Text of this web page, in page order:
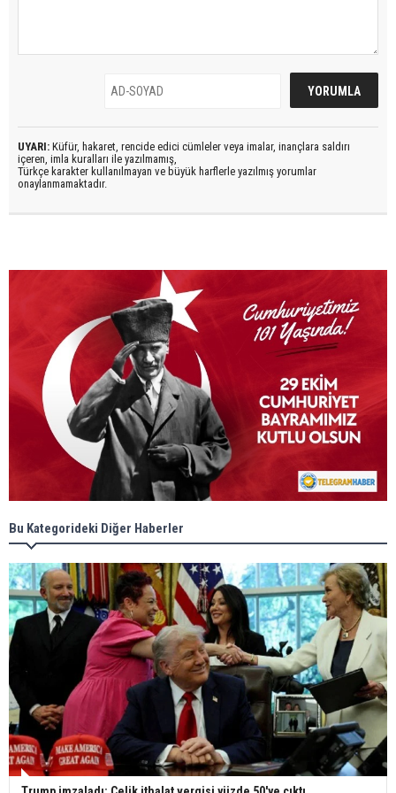
UYARI: Küfür, hakaret, rencide edici cümleler veya imalar, inançlara saldırı
içeren, imla kuralları ile yazılmamış,
Türkçe karakter kullanılmayan ve büyük harflerle yazılmış yorumlar
onaylanmamaktadır.
Bu Kategorideki Diğer Haberler